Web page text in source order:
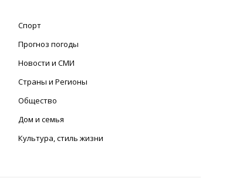
Спорт
Прогноз погоды
Новости и СМИ
Страны и Регионы
Общество
Дом и семья
Культура, стиль жизни